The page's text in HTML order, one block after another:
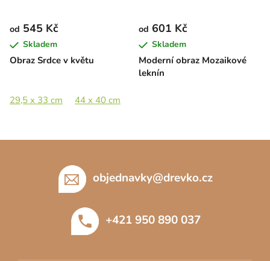
Obraz Srdce v květu
od 545 Kč
Skladem
29,5 x 33 cm 44 x 40 cm
Moderní obraz Mozaikové
leknín
od 601 Kč
Skladem
objednavky@drevko.cz
+421 950 890 037